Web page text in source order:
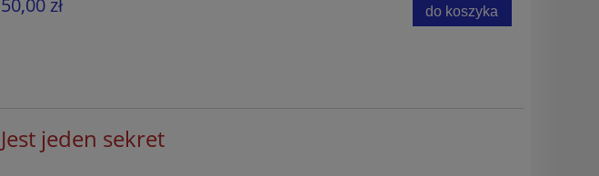
50,00 zł do koszyka
Jest jeden sekret